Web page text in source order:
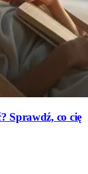
Sprawdź, co cię